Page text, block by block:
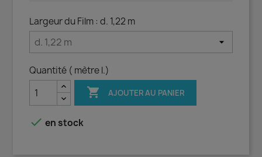
Largeur du Film : d. 1,22 m
Quantité ( mètre l.)
 AJOUTER AU PANIER
 en stock